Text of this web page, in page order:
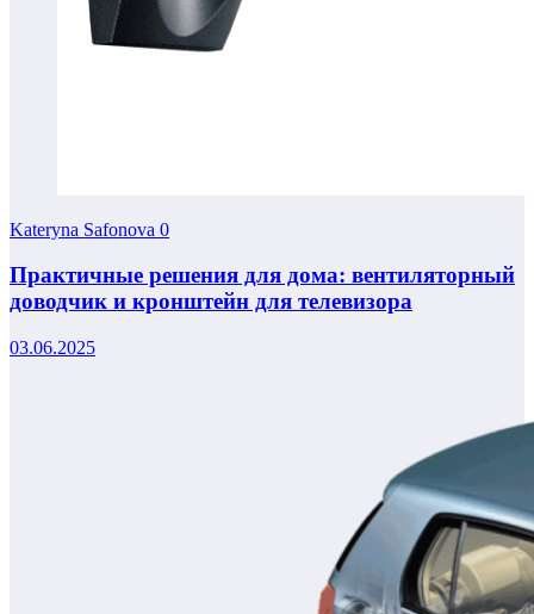
Kateryna Safonova 0
Практичные решения для дома: вентиляторный
доводчик и кронштейн для телевизора
03.06.2025